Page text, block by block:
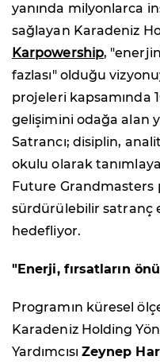
yanında milyonlarca
sağlayan Karadeniz
Karpowership,
fazlası" olduğu
projeleri kapsamında
gelişimini odağa alan
Satrancı; disiplin,
okulu olarak
Future Grandmasters
sürdürülebilir satranç
hedefliyor.
"Enerji, fırsatların
Programın küresel
Karadeniz Holding
Yardımcısı Zeynep